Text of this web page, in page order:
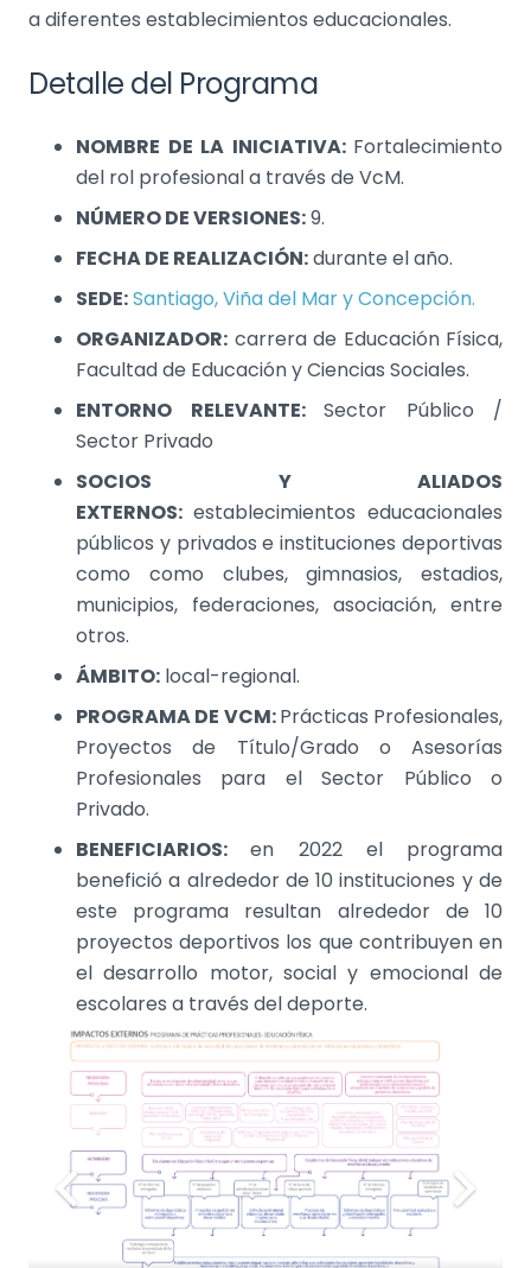
a diferentes establecimientos educacionales.
Detalle del Programa
NOMBRE DE LA INICIATIVA: Fortalecimiento
del rol profesional a través de VcM.
NÚMERO DE VERSIONES:9.
FECHA DE REALIZACIÓN:durante el año.
SEDE:Santiago, Viña del Mar y Concepción.
ORGANIZADOR: carrera de Educación Física,
Facultad de Educación y Ciencias Sociales.
ENTORNO RELEVANTE: Sector Público /
Sector Privado
SOCIOS Y ALIADOS
EXTERNOS: establecimientos educacionales
públicos y privados e instituciones deportivas
como como clubes, gimnasios, estadios,
municipios, federaciones, asociación, entre
otros.
ÁMBITO: local-regional.
PROGRAMA DE VCM:Prácticas Profesionales,
Proyectos de Título/Grado o Asesorías
Profesionales para el Sector Público o
Privado.
BENEFICIARIOS:en 2022 el programa
benefició a alrededor de 10 instituciones y de
este programa resultan alrededor de 10
proyectos deportivos los que contribuyen en
el desarrollo motor, social y emocional de
escolares a través del deporte.